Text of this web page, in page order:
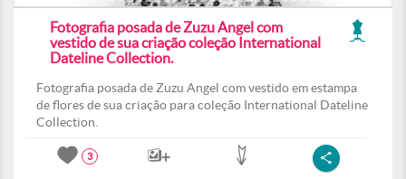
Fotografia posada de Zuzu Angel com
vestido de sua criação coleção International
Dateline Collection.
Fotografia posada de Zuzu Angel com vestido em estampa
de flores de sua criação para coleção International Dateline
Collection.
3